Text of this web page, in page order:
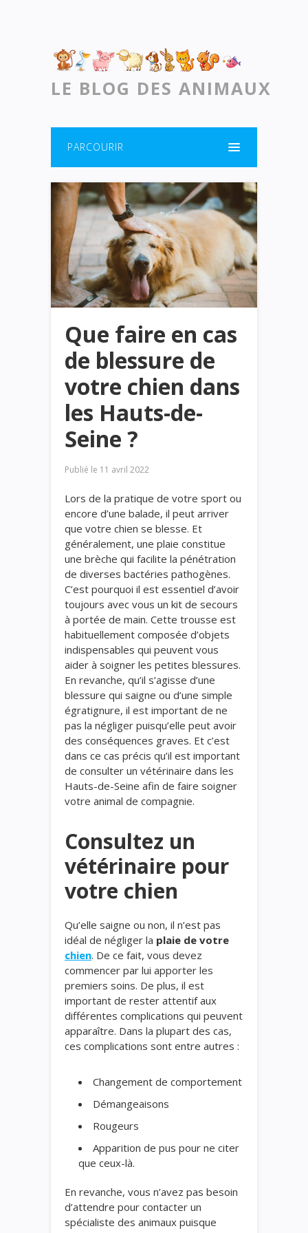
LE BLOG DES ANIMAUX
PARCOURIR
Que faire en cas
de blessure de
votre chien dans
les Hauts-de-
Seine ?
Publié le 11 avril 2022
Lors de la pratique de votre sport ou
encore d’une balade, il peut arriver
que votre chien se blesse. Et
généralement, une plaie constitue
une brèche qui facilite la pénétration
de diverses bactéries pathogènes.
C’est pourquoi il est essentiel d’avoir
toujours avec vous un kit de secours
à portée de main. Cette trousse est
habituellement composée d’objets
indispensables qui peuvent vous
aider à soigner les petites blessures.
En revanche, qu’il s’agisse d’une
blessure qui saigne ou d’une simple
égratignure, il est important de ne
pas la négliger puisqu’elle peut avoir
des conséquences graves. Et c’est
dans ce cas précis qu’il est important
de consulter un vétérinaire dans les
Hauts-de-Seine afin de faire soigner
votre animal de compagnie.
Consultez un
vétérinaire pour
votre chien
Qu’elle saigne ou non, il n’est pas
idéal de négliger la plaie de votre
chien. De ce fait, vous devez
commencer par lui apporter les
premiers soins. De plus, il est
important de rester attentif aux
différentes complications qui peuvent
apparaître. Dans la plupart des cas,
ces complications sont entre autres :
Changement de comportement
Démangeaisons
Rougeurs
Apparition de pus pour ne citer
que ceux-là.
En revanche, vous n’avez pas besoin
d’attendre pour contacter un
spécialiste des animaux puisque